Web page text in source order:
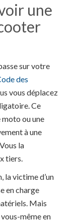
une
sur votre
des
vous déplacez
Ce
ou une
à une
la
tiers.
la victime d’un
en charge
Mais
même en